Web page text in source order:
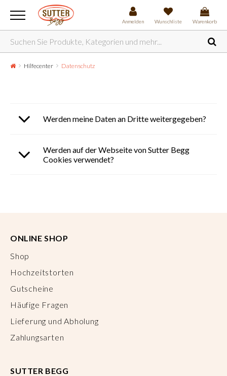
Anmelden Wunschliste Warenkorb
Hilfecenter Datenschutz
Werden meine Daten an Dritte weitergegeben?
Werden auf der Webseite von Sutter Begg
Cookies verwendet?
ONLINE SHOP
Shop
Hochzeitstorten
Gutscheine
Häufige Fragen
Lieferung und Abholung
Zahlungsarten
SUTTER BEGG